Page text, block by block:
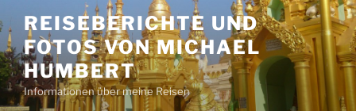
Inhalt
springen
REISEBERICHTE UND
FOTOS VON MICHAEL
HUMBERT
Informationen über meine Reisen